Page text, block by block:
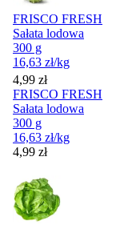
FRISCO FRESH
Sałata lodowa
300 g
16,63 zł/kg
Cena
4,99 zł
FRISCO FRESH
Sałata lodowa
300 g
16,63 zł/kg
Cena
4,99 zł